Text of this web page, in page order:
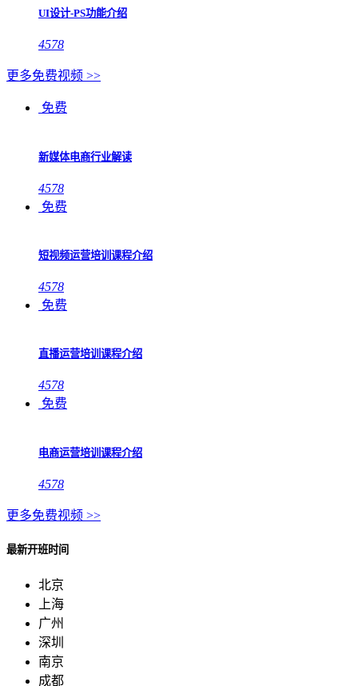
UI设计-PS功能介绍
4578
更多免费视频 >>
免费
新媒体电商行业解读
4578
免费
短视频运营培训课程介绍
4578
免费
直播运营培训课程介绍
4578
免费
电商运营培训课程介绍
4578
更多免费视频 >>
最新开班时间
北京
上海
广州
深圳
南京
成都